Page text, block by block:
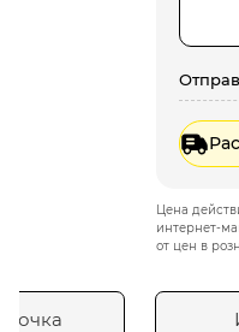
Цена
интернет-
от цен в